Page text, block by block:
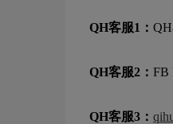
QH客服1：
QH客服2： FB
QH客服3：